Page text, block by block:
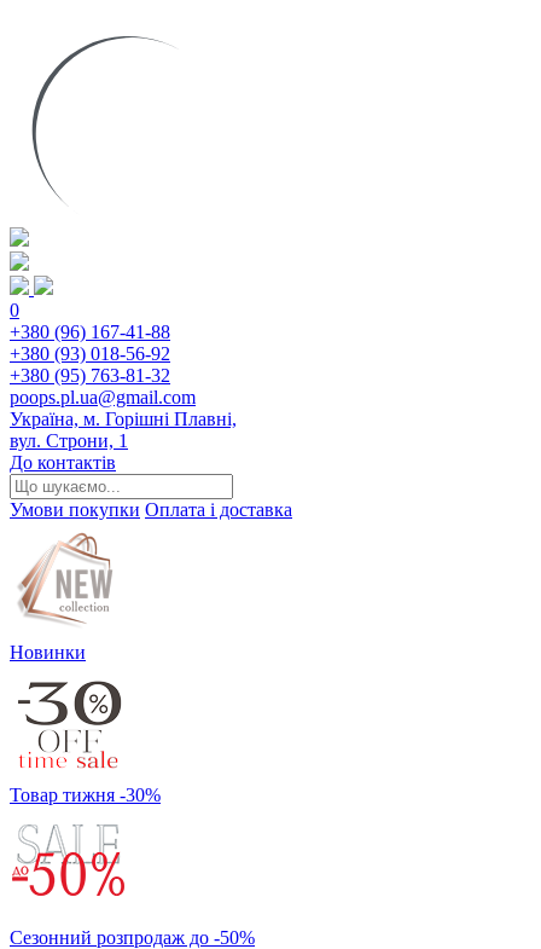
0
+380 (96) 167-41-88
+380 (93) 018-56-92
+380 (95) 763-81-32
poops.pl.ua@gmail.com
Україна, м. Горішні Плавні,
вул. Строни, 1
До контактів
Умови покупки Оплата і доставка
Новинки
Товар тижня -30%
Сезонний розпродаж до -50%